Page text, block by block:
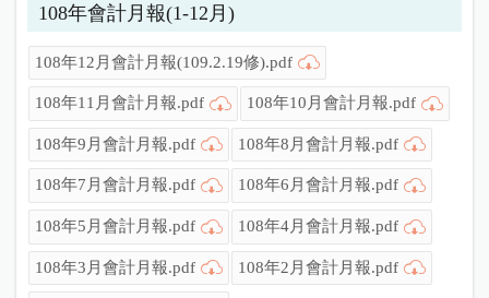
108年會計月報(1-12月)
108年12月會計月報(109.2.19修).pdf
108年11月會計月報.pdf 108年10月會計月報.pdf
108年9月會計月報.pdf 108年8月會計月報.pdf
108年7月會計月報.pdf 108年6月會計月報.pdf
108年5月會計月報.pdf 108年4月會計月報.pdf
108年3月會計月報.pdf 108年2月會計月報.pdf